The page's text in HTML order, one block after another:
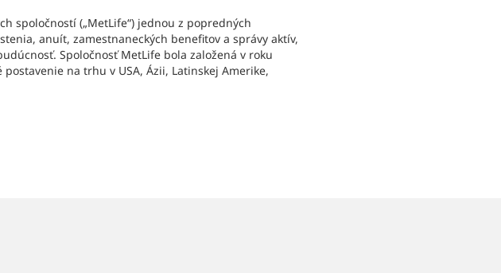
spoločností („MetLife“) jednou z popredných
anuít, zamestnaneckých benefitov a správy aktív,
Spoločnosť MetLife bola založená v roku
na trhu v USA, Ázii, Latinskej Amerike,